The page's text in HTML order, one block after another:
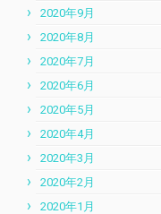
2020年9月
2020年8月
2020年7月
2020年6月
2020年5月
2020年4月
2020年3月
2020年2月
2020年1月